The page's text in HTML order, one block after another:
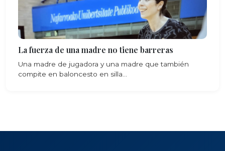
La fuerza de una madre no tiene barreras
Una madre de jugadora y una madre que también
compite en baloncesto en silla...